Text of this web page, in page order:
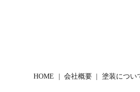
HOME 会社概要 塗装につい